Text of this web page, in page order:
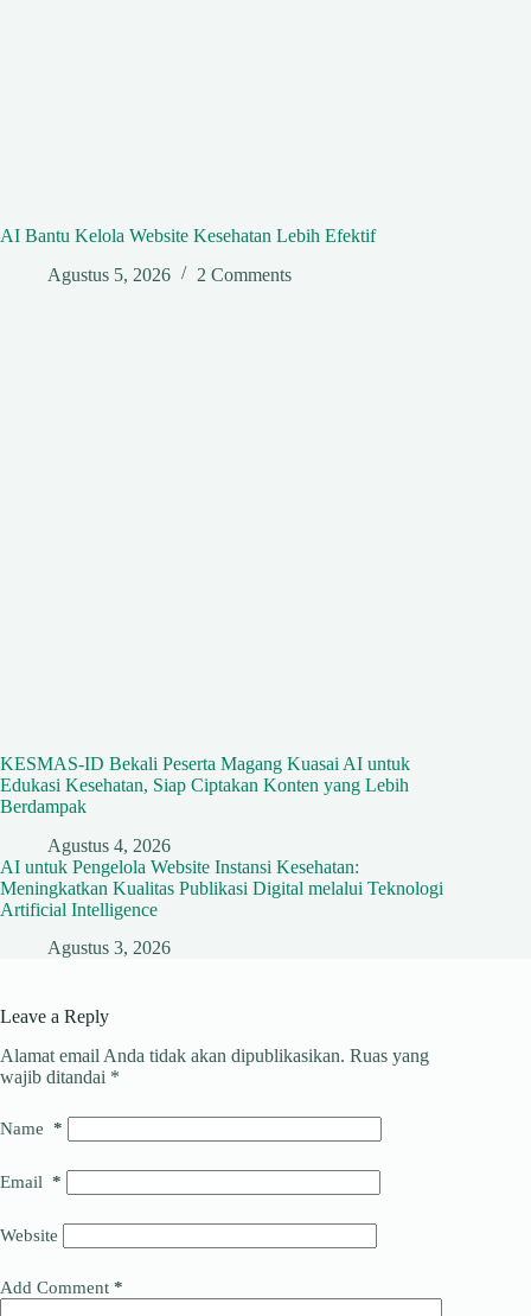
AI Bantu Kelola Website Kesehatan Lebih Efektif
Agustus 5, 2026
2 Comments
KESMAS-ID Bekali Peserta Magang Kuasai AI untuk
Edukasi Kesehatan, Siap Ciptakan Konten yang Lebih
Berdampak
Agustus 4, 2026
AI untuk Pengelola Website Instansi Kesehatan:
Meningkatkan Kualitas Publikasi Digital melalui Teknologi
Artificial Intelligence
Agustus 3, 2026
Leave a Reply
Alamat email Anda tidak akan dipublikasikan. Ruas yang
wajib ditandai *
Name *
Email *
Website
Add Comment *